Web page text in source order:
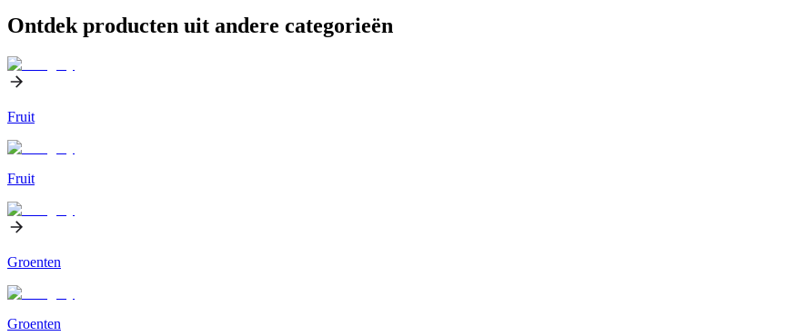
Ontdek producten uit andere categorieën
Fruit
Fruit
Groenten
Groenten